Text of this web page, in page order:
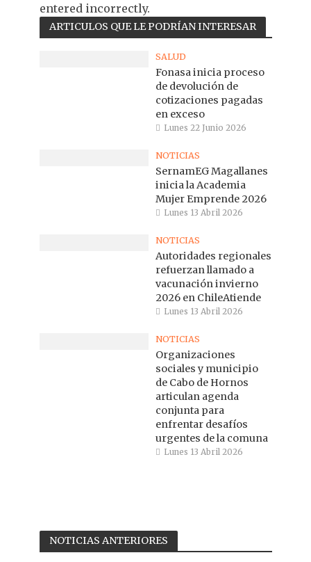
entered incorrectly.
ARTICULOS QUE LE PODRÍAN INTERESAR
SALUD
Fonasa inicia proceso
de devolución de
cotizaciones pagadas
en exceso
Lunes 22 Junio 2026
NOTICIAS
SernamEG Magallanes
inicia la Academia
Mujer Emprende 2026
Lunes 13 Abril 2026
NOTICIAS
Autoridades regionales
refuerzan llamado a
vacunación invierno
2026 en ChileAtiende
Lunes 13 Abril 2026
NOTICIAS
Organizaciones
sociales y municipio
de Cabo de Hornos
articulan agenda
conjunta para
enfrentar desafíos
urgentes de la comuna
Lunes 13 Abril 2026
NOTICIAS ANTERIORES